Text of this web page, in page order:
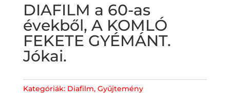
DIAFILM a 60-as
évekből, A KOMLÓ
FEKETE GYÉMÁNT.
Jókai.
Kategóriák: Diafilm, Gyűjtemény